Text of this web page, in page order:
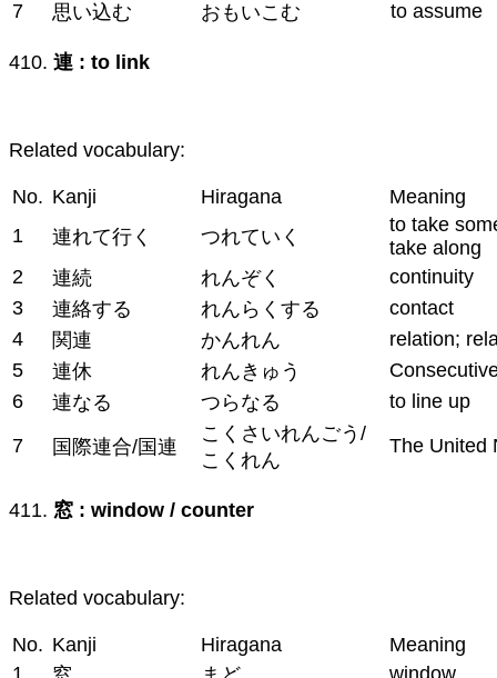
7
思い込む おもいこむ to assume
410. 連 : to link
Related vocabulary:
No. Kanji Hiragana
Meaning
1
連れて行く つれていく
to take
take along
2
連続 れんぞく
continuity
3
連絡する れんらくする
contact
4
関連 かんれん
relation;
5
連休 れんきゅう
6
連なる つらなる
to line up
7
国際連合/国連
こくさいれんごう/
こくれん
The United
411. 窓 : window / counter
Related vocabulary:
No. Kanji Hiragana
Meaning
1
window